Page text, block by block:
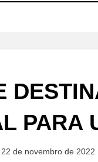
PARA
22 de novembro de 2022